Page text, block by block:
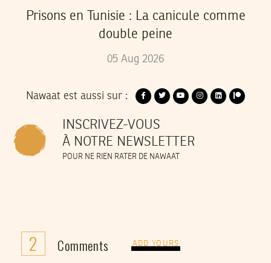
Prisons en Tunisie : La canicule comme
double peine
05 Aug 2026
Nawaat est aussi sur :
INSCRIVEZ-VOUS
À NOTRE NEWSLETTER
POUR NE RIEN RATER DE NAWAAT
2 Comments ADD YOURS